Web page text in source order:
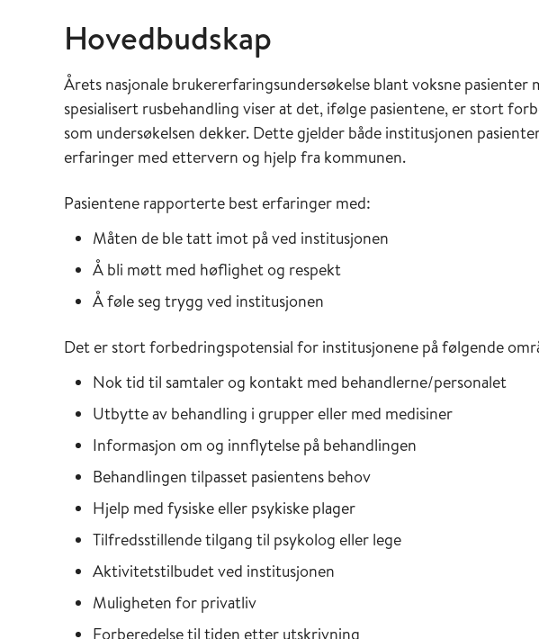
Hovedbudskap
Årets nasjonale brukererfaringsundersøkelse blant voksne
spesialisert rusbehandling viser at det, ifølge pasientene, er stort
som undersøkelsen dekker. Dette gjelder både institusjonen
erfaringer med ettervern og hjelp fra kommunen.
Pasientene rapporterte best erfaringer med:
Måten de ble tatt imot på ved institusjonen
Å bli møtt med høflighet og respekt
Å føle seg trygg ved institusjonen
Det er stort forbedringspotensial for institusjonene på følgende
Nok tid til samtaler og kontakt med behandlerne/personalet
Utbytte av behandling i grupper eller med medisiner
Informasjon om og innflytelse på behandlingen
Behandlingen tilpasset pasientens behov
Hjelp med fysiske eller psykiske plager
Tilfredsstillende tilgang til psykolog eller lege
Aktivitetstilbudet ved institusjonen
Muligheten for privatliv
Forberedelse til tiden etter utskrivning